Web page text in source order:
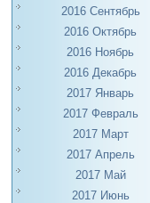
2016 Сентябрь
2016 Октябрь
2016 Ноябрь
2016 Декабрь
2017 Январь
2017 Февраль
2017 Март
2017 Апрель
2017 Май
2017 Июнь